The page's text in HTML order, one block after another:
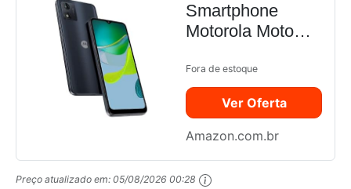
Smartphone
Motorola Moto
2GB RAM Grafite
Fora de estoque
Ver Oferta
Amazon.com.br
Preço atualizado em: 05/08/2026 00:28